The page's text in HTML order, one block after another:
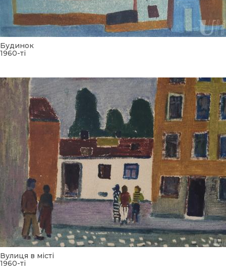
Будинок
1960-ті
Вулиця в місті
1960-ті